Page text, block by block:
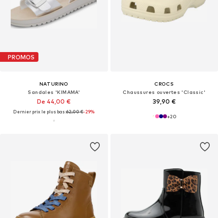
PROMOS
NATURINO
Sandales 'KIMAMA'
De 44,00 €
Dernier prix le plus bas :62,00 €-29%
CROCS
Chaussures ouvertes 'Classic'
39,90 €
+20